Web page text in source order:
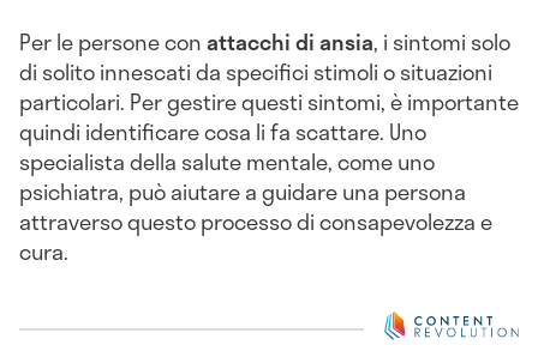
Per le persone conattacchi di ansia, i sintomi solo
di solito innescati da specifici stimoli o situazioni
particolari. Per gestire questi sintomi, è importante
quindi identificare cosa li fa scattare. Uno
specialista della salute mentale, come uno
psichiatra, può aiutare a guidare una persona
attraverso questo processo di consapevolezza e
cura.